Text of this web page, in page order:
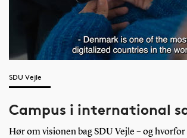
SDU Vejle
Campus i international
Hør om visionen bag SDU Vejle – og